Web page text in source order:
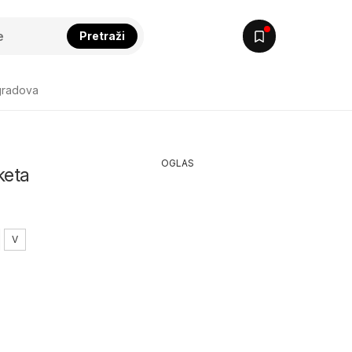
Pretraži
V
OGLAS